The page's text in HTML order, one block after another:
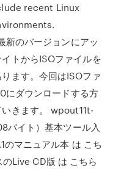
recent Linux
新のバージョンにアッ
トからISOファイルを
ます。今回はISOファ
にダウンロードする方
きます。 wpout11t-
バイト）基本ツール入
のマニュアル本 は こち
Live CD版 は こちら